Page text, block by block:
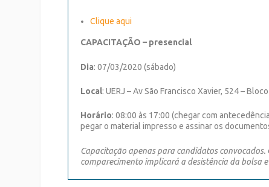
Clique aqui
CAPACITAÇÃO – presencial
Dia: 07/03/2020 (sábado)
Local: UERJ – Av São Francisco Xavier, 524 –
Horário: 08:00 às 17:00 (chegar com
pegar o material impresso e assinar os
Capacitação apenas para candidatos
comparecimento implicará a desistência da bolsa